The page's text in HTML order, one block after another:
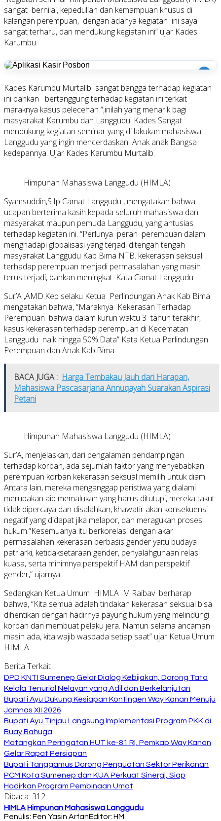
sangat bernilai, kepedulian dan kemampuan khusus di
kalangan perempuan, dengan adanya kegiatan ini saya
sangat terharu, dan mendukung kegiatan ini” ujar Kades
Karumbu.
i
Kades Karumbu Murtalib sangat bangga terhadap kegiatan
ini bahkan bertanggung terhadap kegiatan ini terkait
maraknya kasus pelecehan “,inilah yang menarik bagi
masyarakat Karumbu dan Langgudu .Kades Sangat
mendukung kegiatan seminar yang di lakukan mahasiswa
Langgudu yang ingin mencerdaskan Anak anak Bangsa
kedepannya. Ujar Kades Karumbu Murtalib.
Himpunan Mahasiswa Langgudu (HIMLA)
Syamsuddin,S.Ip Camat Langgudu , mengatakan bahwa
ucapan berterima kasih kepada seluruh mahasiswa dan
masyarakat maupun pemuda Langgudu, yang antusias
terhadap kegiatan ini. “Perlunya peran perempuan dalam
menghadapi globalisasi yang terjadi ditengah tengah
masyarakat Langgudu Kab Bima NTB. kekerasan seksual
terhadap perempuan menjadi permasalahan yang masih
terus terjadi, bahkan meningkat. Kata Camat Langgudu.
Sur’A ,AMD.Keb selaku Ketua Perlindungan Anak Kab Bima
mengatakan bahwa, “Maraknya Kekerasan Terhadap
Perempuan bahwa dalam kurun waktu 3 tahun terakhir,
kasus kekerasan terhadap perempuan di Kecematan
Langgudu naik hingga 50%.Data” Kata Ketua Perlindungan
Perempuan dan Anak Kab.Bima
BACA JUGA : Harga Tembakau Jauh dari Harapan,
Mahasiswa Pascasarjana Annuqayah Suarakan Aspirasi
Petani
Himpunan Mahasiswa Langgudu (HIMLA)
Sur’A, menjelaskan, dari pengalaman pendampingan
terhadap korban, ada sejumlah faktor yang menyebabkan
perempuan korban kekerasan seksual memilih untuk diam.
Antara lain, mereka menganggap peristiwa yang dialami
merupakan aib memalukan yang harus ditutupi, mereka takut
tidak dipercaya dan disalahkan, khawatir akan konsekuensi
negatif yang didapat jika melapor, dan meragukan proses
hukum.“Kesemuanya itu berkorelasi dengan akar
permasalahan kekerasan berbasis gender yaitu budaya
patriarki, ketidaksetaraan gender, penyalahgunaan relasi
kuasa, serta minimnya perspektif HAM dan perspektif
gender,” ujarnya .
Sedangkan Ketua Umum HIMLA M.Raibav berharap
bahwa, “Kita semua adalah tindakan kekerasan seksual bisa
dihentikan dengan hadirnya payung hukum yang melindungi
korban dan membuat pelaku jera. Namun selama ancaman
masih ada, kita wajib waspada setiap saat” ujar Ketua Umum
HIMLA.
Berita Terkait
DPD KNTI Sumenep Gelar Dialog Kebijakan, Dorong Tata
Kelola Tenurial Nelayan yang Adil dan Berkelanjutan
Bupati Ayu Dukung Kesiapan Kontingen Way Kanan Menuju
Jamnas XII 2026
Bupati Ayu Tinjau Langsung Implementasi Program PKK di
Buay Bahuga
Matangkan Peringatan HUT ke-81 RI, Pemkab Way Kanan
Gelar Rapat Persiapan
Bupati Tanggamus Dorong Penguatan Sektor Perikanan
PCM Kota Sumenep dan KUA Perkuat Sinergi, Siap
Hadirkan Program Pembinaan Umat
Dibaca: 312
HIMLA Himpunan Mahasiswa Langgudu
Penulis: Fen Yasin ArfanEditor: HM